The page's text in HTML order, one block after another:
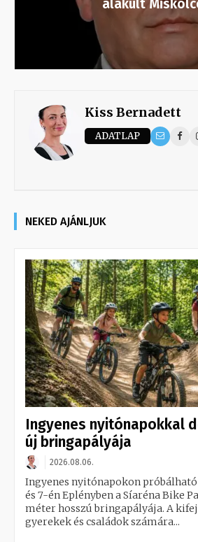
alakult
Kiss Bernadett
ADATLAP
NEKED AJÁNLJUK
Ingyenes nyitónapokkal
új bringapályája
2026.08.06.
Ingyenes nyitónapokon
és 7-én Eplényben a Síaréna Bike
méter hosszú bringapályája. A
gyerekek és családok számára...